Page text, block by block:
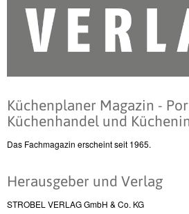
Küchenplaner Magazin -
Küchenhandel und
Das Fachmagazin erscheint seit 1965.
Herausgeber und Verlag
STROBEL VERLAG GmbH & Co. KG